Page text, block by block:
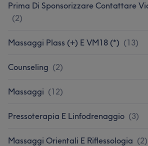
Prima Di Sponsorizzare Contattare
(2)
Massaggi Plass (+) E VM18 (*) (13)
Counseling (2)
Massaggi (12)
Pressoterapia E Linfodrenaggio (3)
Massaggi Orientali E Riflessologia (2)